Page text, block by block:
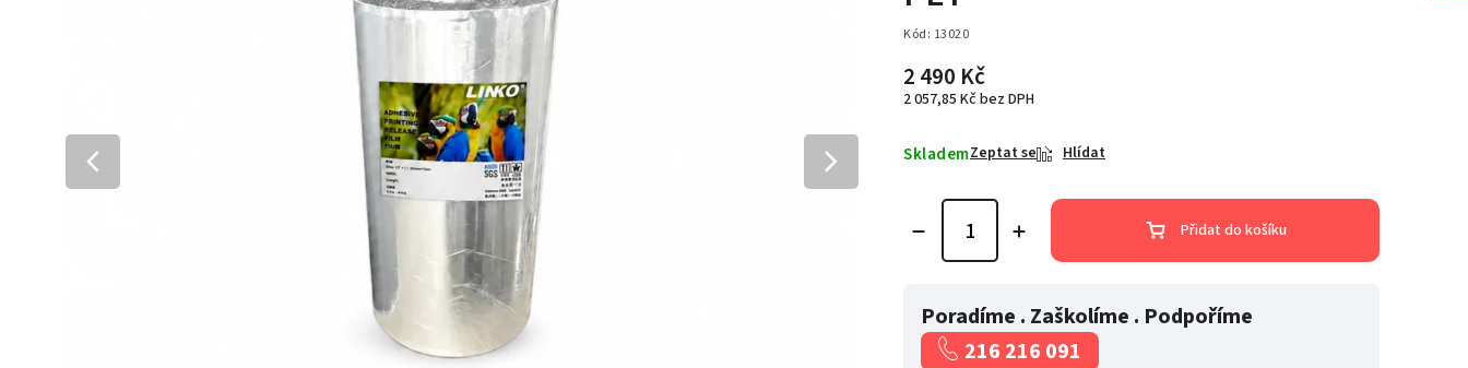
Kód: 13020
2 490 Kč
2 057,85 Kč bez DPH
SklademZeptat se Hlídat
Přidat do košíku
Poradíme . Zaškolíme . Podpoříme
216 216 091